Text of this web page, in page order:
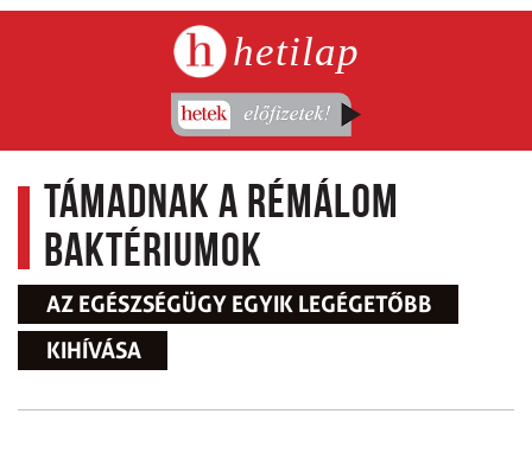
hetilap
Támadnak a rémálom
baktériumok
AZ EGÉSZSÉGÜGY EGYIK LEGÉGETŐBB
KIHÍVÁSA